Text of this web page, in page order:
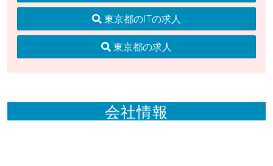
東京都のITの求人
東京都の求人
会社情報